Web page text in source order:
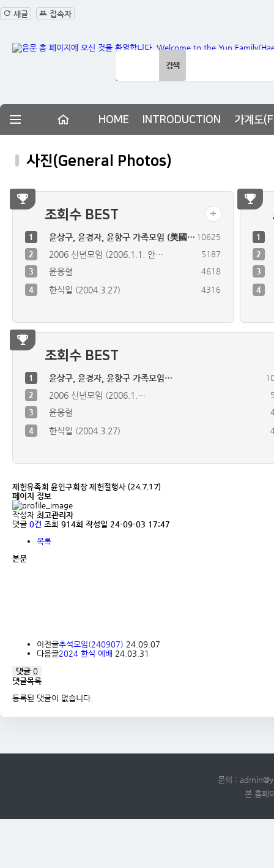
새글 접속자
사이트 내 전체검색
HOME INTRODUCTION 가계도
사진(General Photos)
조회수 BEST
1 윤상구, 윤경자, 윤향구 가족모임 (美國… 10625
2
2006 신년모임 (2006.1.1. 안…
5187
3
윤웅렬
4618
4
한식일 (2004.3.27) 4316
1
2
3
4
조회수 BEST
1 윤상구, 윤경자, 윤향구 가족모임…
2
2006 신년모임 (2006.1.…
3
윤웅렬
4
한식일 (2004.3.27)
제헌유족회 윤인구회장 제헌절행사 (24.7.17)
페이지 정보
작성자 최고관리자
댓글 0건 조회 914회 작성일 24-09-03 17:47
목록
본문
이전글추석모임(240907) 24.09.07
다음글2024 한식 예배 24.03.31
댓글 0
댓글목록
등록된 댓글이 없습니다.
문의 :
본 홈페